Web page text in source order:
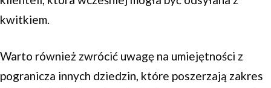
kwitkiem.
Warto również zwrócić uwagę na umiejętności z
pogranicza innych dziedzin, które poszerzają zakres